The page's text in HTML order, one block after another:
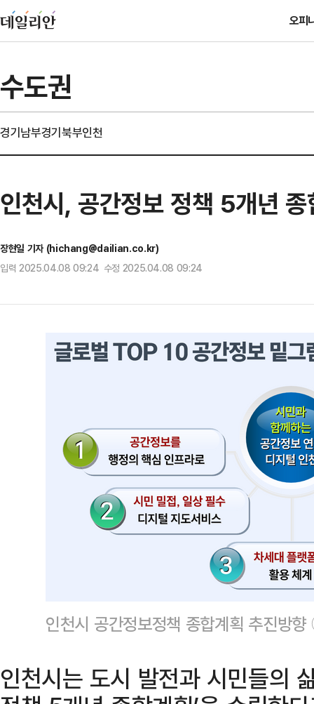
오피
수도권
경기남부경기북부인천
인천시, 공간정보 정책 5개년
장현일 기자 (hichang@dailian.co.kr)
입력 2025.04.08 09:24 수정 2025.04.08 09:24
인천시 공간정보정책 종합계획 추진방
인천시는 도시 발전과 시민들의